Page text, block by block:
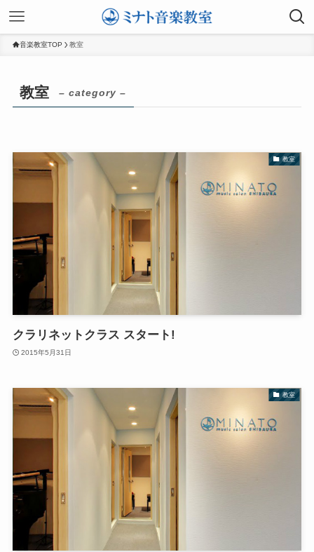
音楽教室TOP 教室
教室 – category –
教室
クラリネットクラス スタート!
2015年5月31日
教室